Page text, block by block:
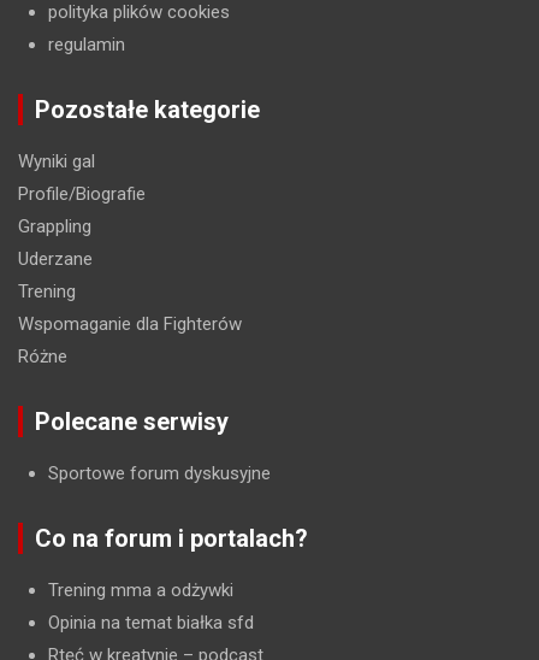
polityka plików cookies
regulamin
Pozostałe kategorie
Wyniki gal
Profile/Biografie
Grappling
Uderzane
Trening
Wspomaganie dla Fighterów
Różne
Polecane serwisy
Sportowe forum dyskusyjne
Co na forum i portalach?
Trening mma a odżywki
Opinia na temat białka sfd